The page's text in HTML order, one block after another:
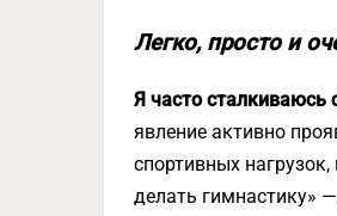
Легко, просто и
Я часто сталкиваюсь
явление активно
спортивных
делать гимнастику»